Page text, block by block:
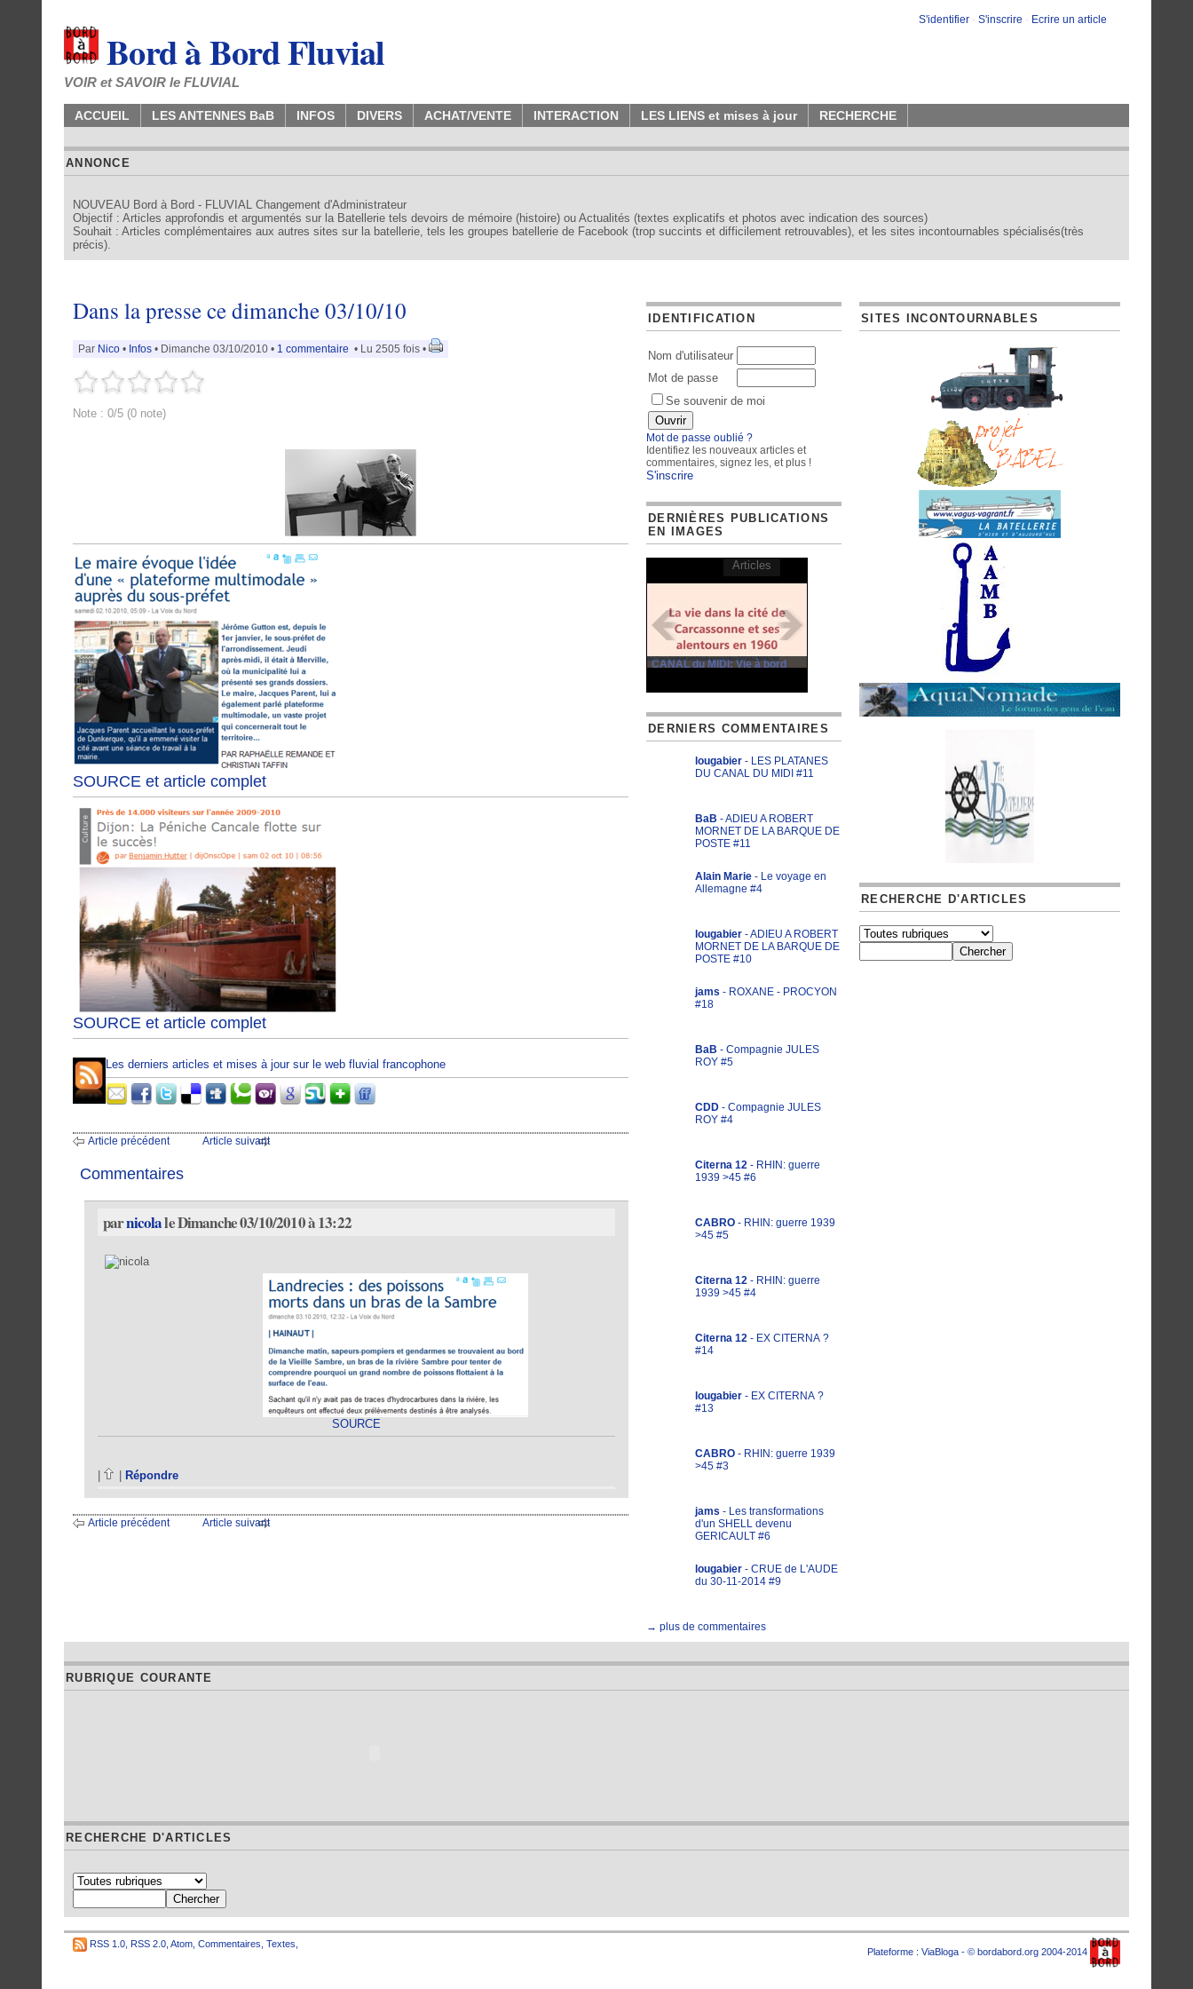
S'identifier - S'inscrire - Ecrire un article
Bord à Bord Fluvial
VOIR et SAVOIR le FLUVIAL
ACCUEIL LES ANTENNES BaB INFOS DIVERS ACHAT/VENTE INTERACTION LES LIENS et mises à jour RECHERCHE
ANNONCE
NOUVEAU Bord à Bord - FLUVIAL Changement d'Administrateur
Objectif : Articles approfondis et argumentés sur la Batellerie tels devoirs de mémoire (histoire) ou Actualités (textes explicatifs et photos avec indication des sources)
Souhait : Articles complémentaires aux autres sites sur la batellerie, tels les groupes batellerie de Facebook (trop succints et difficilement retrouvables), et les sites incontournables spécialisés(très
précis).
Dans la presse ce dimanche 03/10/10
Par Nico • Infos • Dimanche 03/10/2010 • 1 commentaire • Lu 2505 fois •
Note : 0/5 (0 note)
SOURCE et article complet
SOURCE et article complet
Les derniers articles et mises à jour sur le web fluvial francophone
Article précédent Article suivant
Commentaires
parnicolale Dimanche 03/10/2010 à 13:22
SOURCE
Répondre
Article précédent Article suivant
IDENTIFICATION
Nom d'utilisateur
Mot de passe
Se souvenir de moi
Mot de passe oublié ?
Identifiez les nouveaux articles et
commentaires, signez les, et plus !
S'inscrire
DERNIÈRES PUBLICATIONS
EN IMAGES
CANAL du MIDI: Vie à bord
Articles
DERNIERS COMMENTAIRES
lougabier - LES PLATANES
DU CANAL DU MIDI #11
BaB - ADIEU A ROBERT
MORNET DE LA BARQUE DE
POSTE #11
Alain Marie - Le voyage en
Allemagne #4
lougabier - ADIEU A ROBERT
MORNET DE LA BARQUE DE
POSTE #10
jams - ROXANE - PROCYON
#18
BaB - Compagnie JULES
ROY #5
CDD - Compagnie JULES
ROY #4
Citerna 12 - RHIN: guerre
1939 >45 #6
CABRO - RHIN: guerre 1939
>45 #5
Citerna 12 - RHIN: guerre
1939 >45 #4
Citerna 12 - EX CITERNA ?
#14
lougabier - EX CITERNA ?
#13
CABRO - RHIN: guerre 1939
>45 #3
jams - Les transformations
d'un SHELL devenu
GERICAULT #6
lougabier - CRUE de L'AUDE
du 30-11-2014 #9
→ plus de commentaires
SITES INCONTOURNABLES
RECHERCHE D'ARTICLES
RUBRIQUE COURANTE
RECHERCHE D'ARTICLES
RSS 1.0 RSS 2.0 Atom Commentaires Textes
Plateforme : ViaBloga - © bordabord.org 2004-2014